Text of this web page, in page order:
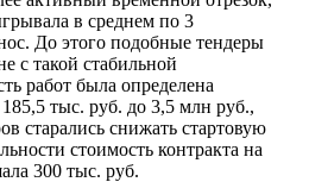
в среднем по 3
До этого подобные тендеры
с такой стабильной
работ была определена
тыс. руб. до 3,5 млн руб.,
старались снижать стартовую
стоимость контракта на
300 тыс. руб.